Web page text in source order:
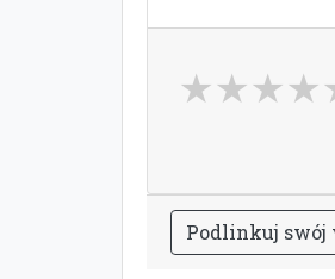
Podlinkuj swój